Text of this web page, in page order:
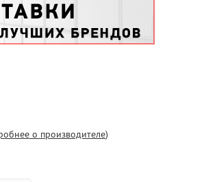
о производителе)